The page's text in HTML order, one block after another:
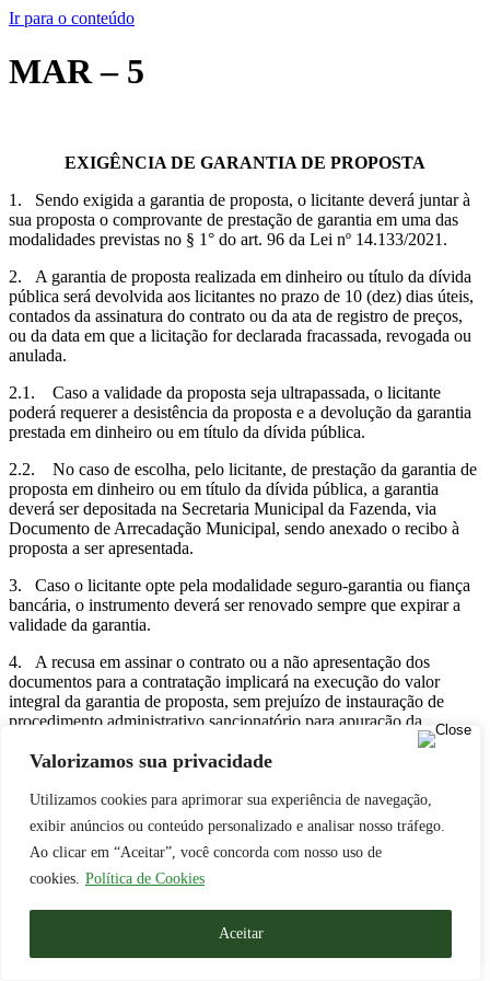
Valorizamos sua privacidade
Utilizamos cookies para aprimorar sua experiência de navegação,
exibir anúncios ou conteúdo personalizado e analisar nosso tráfego.
Ao clicar em “Aceitar”, você concorda com nosso uso de
cookies. Política de Cookies
Aceitar
Ir para o conteúdo
MAR – 5
EXIGÊNCIA DE GARANTIA DE PROPOSTA
1. Sendo exigida a garantia de proposta, o licitante deverá juntar à
sua proposta o comprovante de prestação de garantia em uma das
modalidades previstas no § 1° do art. 96 da Lei nº 14.133/2021.
2. A garantia de proposta realizada em dinheiro ou título da dívida
pública será devolvida aos licitantes no prazo de 10 (dez) dias úteis,
contados da assinatura do contrato ou da ata de registro de preços,
ou da data em que a licitação for declarada fracassada, revogada ou
anulada.
2.1. Caso a validade da proposta seja ultrapassada, o licitante
poderá requerer a desistência da proposta e a devolução da garantia
prestada em dinheiro ou em título da dívida pública.
2.2. No caso de escolha, pelo licitante, de prestação da garantia de
proposta em dinheiro ou em título da dívida pública, a garantia
deverá ser depositada na Secretaria Municipal da Fazenda, via
Documento de Arrecadação Municipal, sendo anexado o recibo à
proposta a ser apresentada.
3. Caso o licitante opte pela modalidade seguro-garantia ou fiança
bancária, o instrumento deverá ser renovado sempre que expirar a
validade da garantia.
4. A recusa em assinar o contrato ou a não apresentação dos
documentos para a contratação implicará na execução do valor
integral da garantia de proposta, sem prejuízo de instauração de
procedimento administrativo sancionatório para apuração da